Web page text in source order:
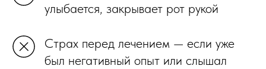
улыбается, закрывает рот рукой
Страх перед лечением — если уже
был негативный опыт или слышал